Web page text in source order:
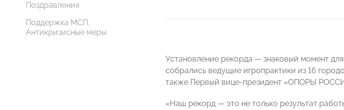
Поздравления
Поддержка МСП.
Антикризисные меры
Установление рекорда — знаковый момент
собрались ведущие игропрактики из 16
также Первый вице-президент «ОПОРЫ
«Наш рекорд — это не только результат